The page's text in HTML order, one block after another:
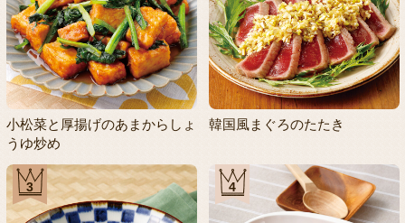
小松菜と厚揚げのあまからしょ
うゆ炒め
韓国風まぐろのたたき
3 4